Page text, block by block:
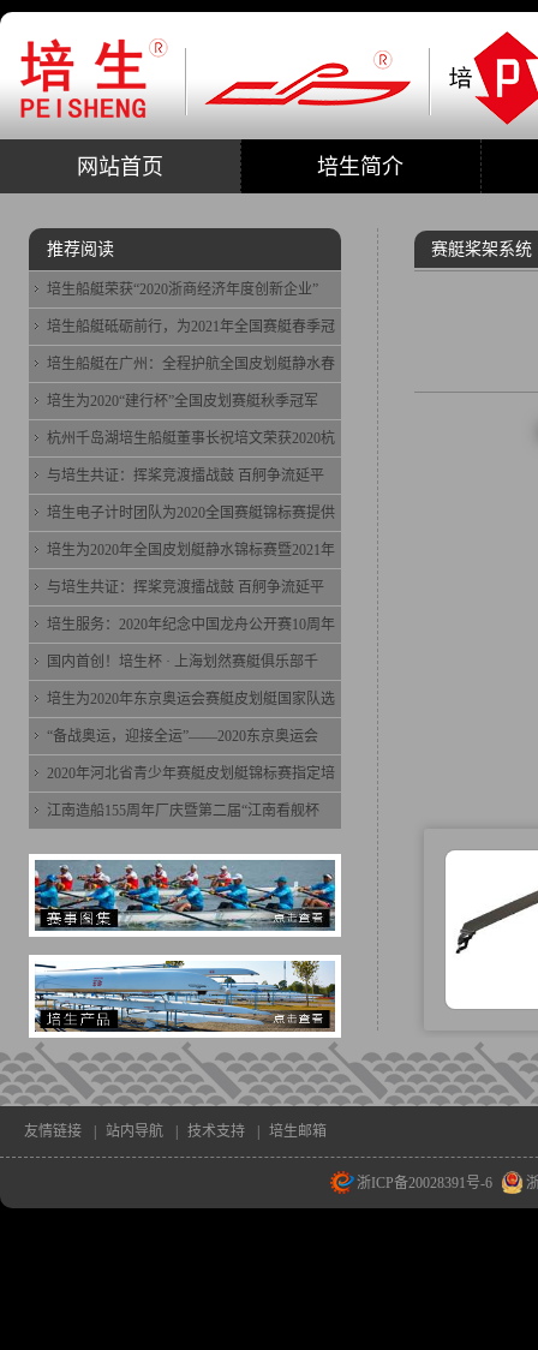
网站首页 培生简介
赛艇桨架系统
推荐阅读
培生船艇荣获“2020浙商经济年度创新企业”
培生船艇砥砺前行，为2021年全国赛艇春季冠
培生船艇在广州：全程护航全国皮划艇静水春
培生为2020“建行杯”全国皮划赛艇秋季冠军
杭州千岛湖培生船艇董事长祝培文荣获2020杭
与培生共证：挥桨竞渡擂战鼓 百舸争流延平
培生电子计时团队为2020全国赛艇锦标赛提供
培生为2020年全国皮划艇静水锦标赛暨2021年
与培生共证：挥桨竞渡擂战鼓 百舸争流延平
培生服务：2020年纪念中国龙舟公开赛10周年
国内首创！培生杯 · 上海划然赛艇俱乐部千
培生为2020年东京奥运会赛艇皮划艇国家队选
“备战奥运，迎接全运”——2020东京奥运会
2020年河北省青少年赛艇皮划艇锦标赛指定培
江南造船155周年厂庆暨第二届“江南看舰杯
友情链接 | 站内导航 | 技术支持 | 培生邮箱
浙ICP备20028391号-6